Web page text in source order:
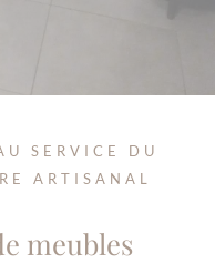
SERVICE DU
ARTISANAL
meubles